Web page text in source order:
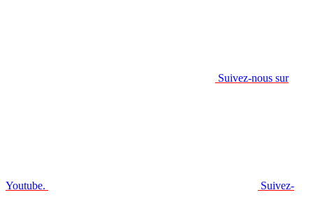
Suivez-nous sur
Youtube. Suivez-